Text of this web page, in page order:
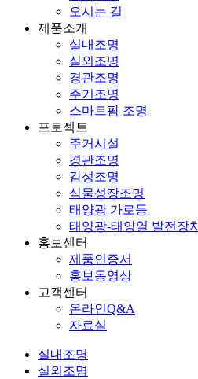
오시는 길
제품소개
실내조명
실외조명
경관조명
주거조명
스마트팜 조명
프로젝트
주거시설
경관조명
감성조명
식물성장조명
태양광 가로등
태양광-태양열 발전장치
홍보센터
제품인증서
홍보동영상
고객센터
온라인Q&A
자료실
실내조명
실외조명